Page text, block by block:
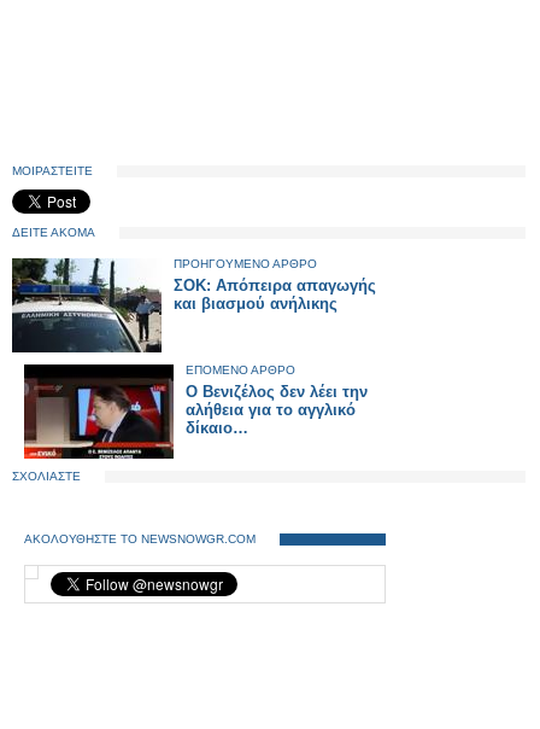
ΜΟΙΡΑΣΤΕΙΤΕ
ΔΕΙΤΕ ΑΚΟΜΑ
ΠΡΟΗΓΟΥΜΕΝΟ ΑΡΘΡΟ
ΣΟΚ: Απόπειρα απαγωγής
και βιασμού ανήλικης
ΕΠΟΜΕΝΟ ΑΡΘΡΟ
Ο Βενιζέλος δεν λέει την
αλήθεια για το αγγλικό
δίκαιο…
ΣΧΟΛΙΑΣΤΕ
ΑΚΟΛΟΥΘΗΣΤΕ ΤΟ NEWSNOWGR.COM